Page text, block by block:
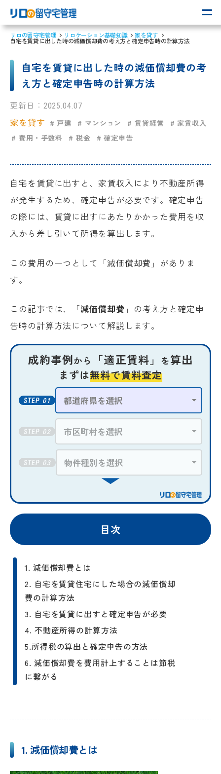
リロの留守宅管理 リロケーション基礎知識 家を貸す
自宅を賃貸に出した時の減価償却費の考え方と確定申告時の計算方法
自宅を賃貸に出した時の減価償却費の考
え方と確定申告時の計算方法
更新日： 2025.04.07
家を貸す # 戸建 # マンション # 賃貸経営
# 家賃収入
# 費用・手数料
# 税金 # 確定申告
自宅を賃貸に出すと、家賃収入により不動産所得
が発生するため、確定申告が必要です。確定申告
の際には、賃貸に出すにあたりかかった費用を収
入から差し引いて所得を算出します。
この費用の一つとして「減価償却費」がありま
す。
この記事では、「減価償却費 」の考え方と確定申
告時の計算方法について解説します。
成約事例から 「適正賃料」 を算出
まずは無料で賃料査定
STEP 01
STEP 02
STEP 03
目次
1. 減価償却費とは
2. 自宅を賃貸住宅にした場合の減価償却
費の計算方法
2-1. 新築の場合
2-2. 中古の場合
3. 自宅を賃貸に出すと確定申告が必要
4. 不動産所得の計算方法
4-1. 収入
4-2. 必要経費
5.所得税の算出と確定申告の方法
5-1. 所得税の計算方法
5-2. 確定申告の方法
青色申告特別控除とは
6. 減価償却費を費用計上することは節税
に繋がる
1. 減価償却費とは